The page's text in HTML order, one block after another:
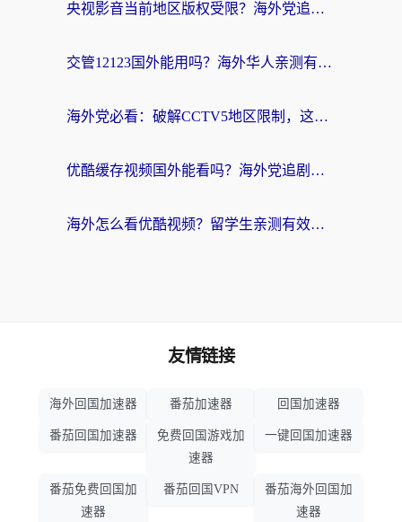
央视影音当前地区版权受限？海外党追剧看片的终极解决方案来了
交管12123国外能用吗？海外华人亲测有效的回国加速器选择指南
海外党必看：破解CCTV5地区限制，这样看欧洲杯奥运直播才够爽！
优酷缓存视频国外能看吗？海外党追剧看片的终极解决方案来了
海外怎么看优酷视频？留学生亲测有效的回国加速器选择指南
友情链接
海外回国加速器 番茄加速器 回国加速器
番茄回国加速器
免费回国游戏加
速器
一键回国加速器
番茄免费回国加
速器
番茄回国VPN
番茄海外回国加
速器